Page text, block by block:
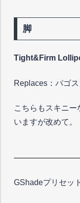
脚
Tight&Firm
Replaces：パゴ
こちらもスキニ
いますが改めて。
GShadeプリセッ